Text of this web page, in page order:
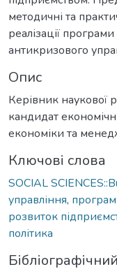
методичні та
реалізації
антикризового
Опис
Керівник наукової
кандидат
економіки та
Ключові слова
SOCIAL
управління,
розвиток
політика